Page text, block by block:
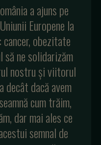
a ajuns pe
Europene la
obezitate
ne solidarizăm
nostru și viitorul
dacă avem
cum trăim,
dar mai ales ce
semnal de